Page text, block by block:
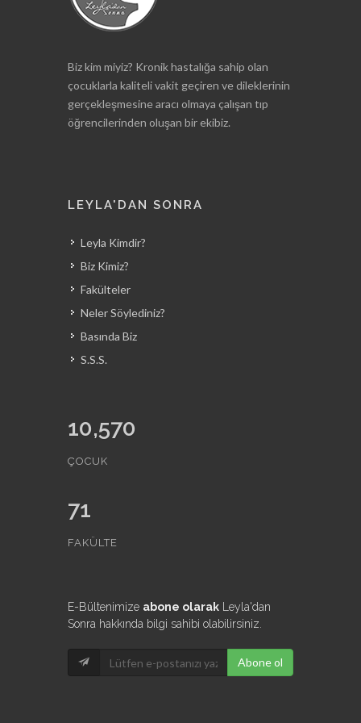
Biz kim miyiz? Kronik hastalığa sahip olan
çocuklarla kaliteli vakit geçiren ve dileklerinin
gerçekleşmesine aracı olmaya çalışan tıp
öğrencilerinden oluşan bir ekibiz.
LEYLA'DAN SONRA
Leyla Kimdir?
Biz Kimiz?
Fakülteler
Neler Söylediniz?
Basında Biz
S.S.S.
10,570
ÇOCUK
71
FAKÜLTE
E-Bültenimize abone olarak Leyla'dan
Sonra hakkında bilgi sahibi olabilirsiniz.
Abone ol